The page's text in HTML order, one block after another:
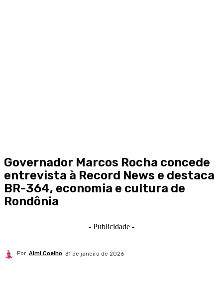
Governador Marcos Rocha concede
entrevista à Record News e destaca
BR-364, economia e cultura de
Rondônia
- Publicidade -
Por Almi Coelho 31 de janeiro de 2026